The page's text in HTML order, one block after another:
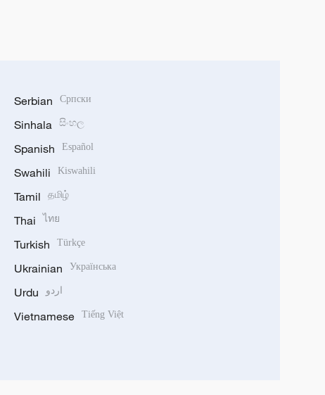
Serbian Српски
Sinhala සිංහල
Spanish Español
Swahili Kiswahili
Tamil தமிழ்
Thai ไทย
Turkish Türkçe
Ukrainian Українська
Urdu اردو
Vietnamese Tiếng Việt